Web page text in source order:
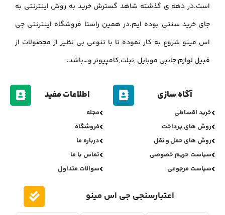
است.در دهه ی گذشته شاهد گسترش خرید به روش اینترنتی به
جای خرید سنتی بوده ایم.در همین راستا فروشگاه اینترنتی جی
اس مینو شروع به کار نموده تا با تنوعی بی نظیر از محصولات از
قبیل لوازم جانبی موبایل ,تبلت,کامپیوتر و…باشد.
آگاه سازی
خرید اقساطی
روش های پرداخت
روش های حمل و نقل
سیاست حریم خصوصی
سیاست مرجوعی
اطلاعات مفید
مجله
فروشگاه
درباره ما
تماس با ما
سوالات متداول
اعتبارسنجی جی اس مینو